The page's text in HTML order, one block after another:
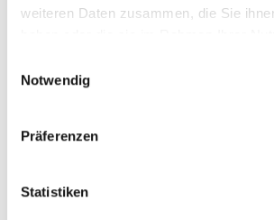
weiteren Daten zusammen, die Sie
Notwendig
Präferenzen
Statistiken